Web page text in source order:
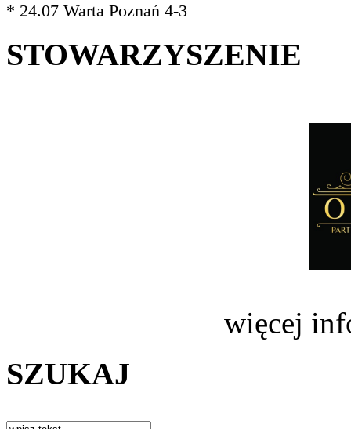
* 24.07 Warta Poznań 4-3
STOWARZYSZENIE
więcej
SZUKAJ